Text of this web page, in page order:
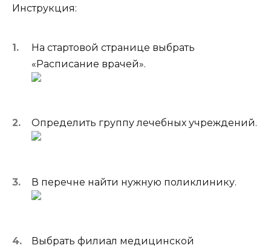
Инструкция:
На стартовой странице выбрать
«Расписание врачей».
Определить группу лечебных учреждений.
В перечне найти нужную поликлинику.
Выбрать филиал медицинской